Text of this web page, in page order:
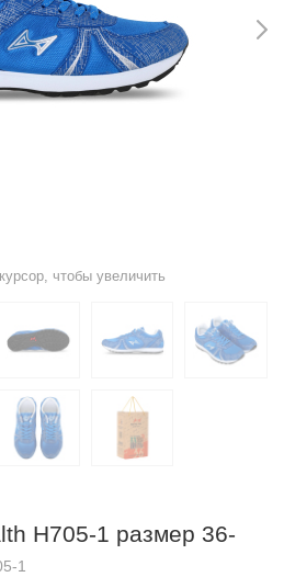
чтобы увеличить
H705-1 размер 36-
1